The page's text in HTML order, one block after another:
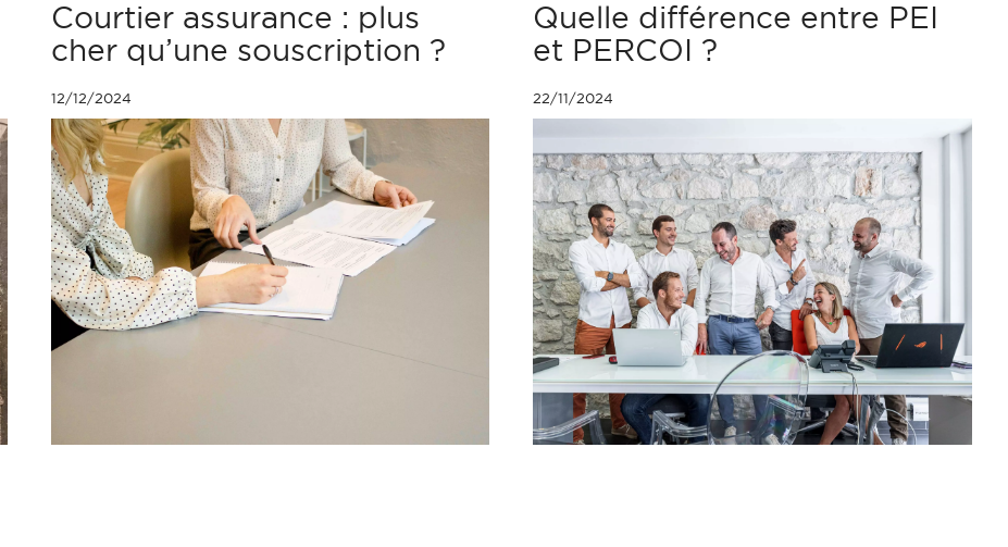
Courtier assurance : plus
cher qu’une souscription ?
12/12/2024
Quelle différence entre PEI
et PERCOI ?
22/11/2024